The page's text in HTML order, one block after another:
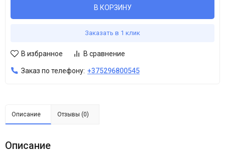
В КОРЗИНУ
Заказать в 1 клик
В избранное В сравнение
Заказ по телефону: +375296800545
Описание Отзывы (0)
Описание